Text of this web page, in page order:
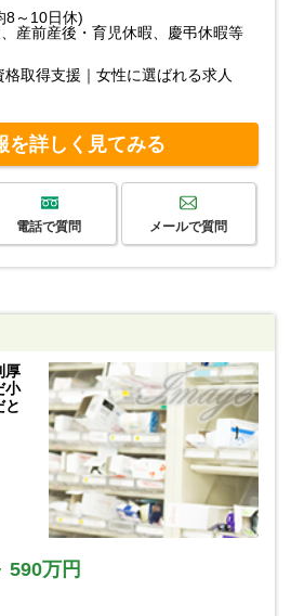
8～10日休)
産前産後・育児休暇、慶弔休暇等
取得支援｜女性に選ばれる求人
を詳しく見てみる
電話で質問 メールで質問
厚
小
と
590万円